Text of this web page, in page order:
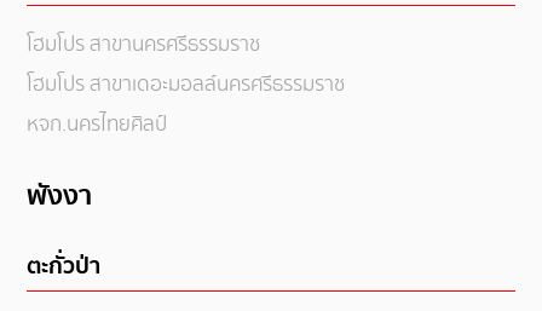
โฮมโปร สาขานครศรีธรรมราช
โฮมโปร สาขาเดอะมอลล์นครศรีธรรมราช
หจก.นครไทยศิลป์
พังงา
ตะกั่วป่า